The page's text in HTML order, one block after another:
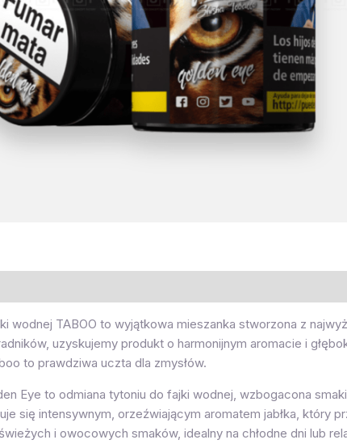
wodnej TABOO to wyjątkowa mieszanka stworzona z
uzyskujemy produkt o harmonijnym aromacie i
to prawdziwa uczta dla zmysłów.
Eye to odmiana tytoniu do fajki wodnej, wzbogacona
się intensywnym, orzeźwiającym aromatem jabłka, który
i owocowych smaków, idealny na chłodne dni lub